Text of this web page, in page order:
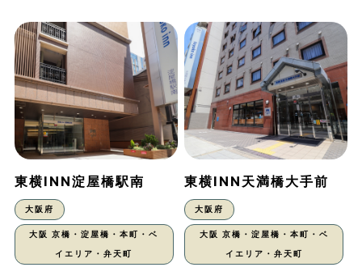
東横INN淀屋橋駅南
大阪府
大阪 京橋・淀屋橋・本町・ベ
イエリア・弁天町
東横INN天満橋大手前
大阪府
大阪 京橋・淀屋橋・本町・ベ
イエリア・弁天町